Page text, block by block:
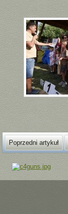
Poprzedni artykuł